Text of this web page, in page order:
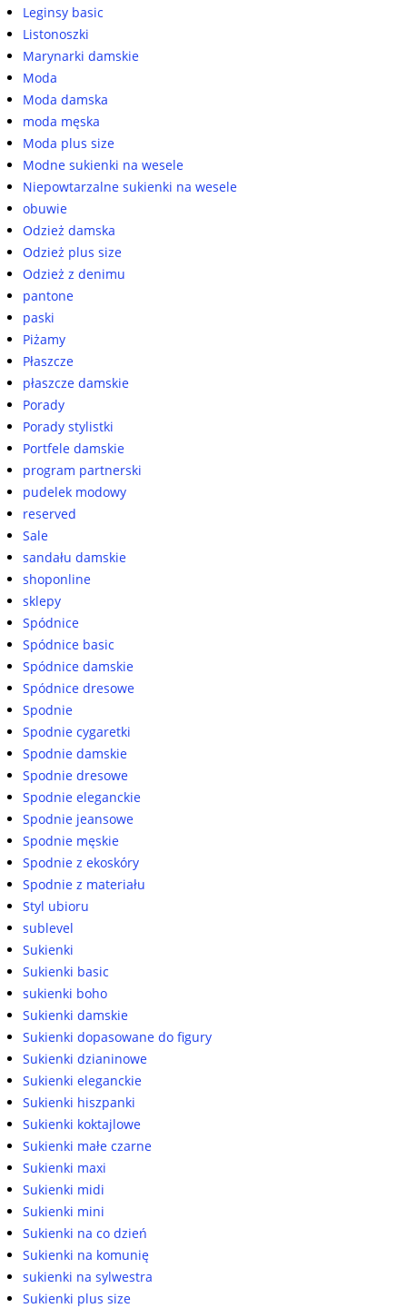
Leginsy basic
Listonoszki
Marynarki damskie
Moda
Moda damska
moda męska
Moda plus size
Modne sukienki na wesele
Niepowtarzalne sukienki na wesele
obuwie
Odzież damska
Odzież plus size
Odzież z denimu
pantone
paski
Piżamy
Płaszcze
płaszcze damskie
Porady
Porady stylistki
Portfele damskie
program partnerski
pudelek modowy
reserved
Sale
sandału damskie
shoponline
sklepy
Spódnice
Spódnice basic
Spódnice damskie
Spódnice dresowe
Spodnie
Spodnie cygaretki
Spodnie damskie
Spodnie dresowe
Spodnie eleganckie
Spodnie jeansowe
Spodnie męskie
Spodnie z ekoskóry
Spodnie z materiału
Styl ubioru
sublevel
Sukienki
Sukienki basic
sukienki boho
Sukienki damskie
Sukienki dopasowane do figury
Sukienki dzianinowe
Sukienki eleganckie
Sukienki hiszpanki
Sukienki koktajlowe
Sukienki małe czarne
Sukienki maxi
Sukienki midi
Sukienki mini
Sukienki na co dzień
Sukienki na komunię
sukienki na sylwestra
Sukienki plus size